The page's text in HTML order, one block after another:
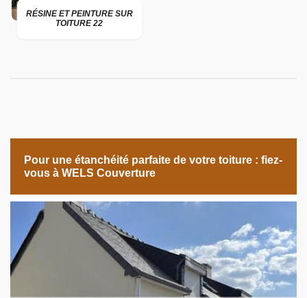
RÉSINE ET PEINTURE SUR
TOITURE 22
Pour une étanchéité parfaite de votre toiture : fiez-
vous à WELS Couverture